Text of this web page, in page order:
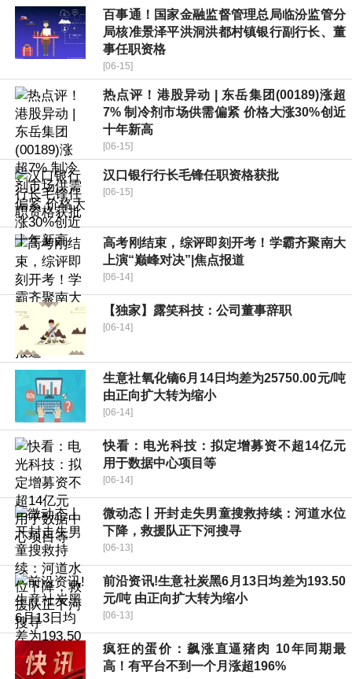
百事通！国家金融监督管理总局临汾监管分
局核准景泽平洪洞洪都村镇银行副行长、董
事任职资格
[06-15]
热点评！港股异动 | 东岳集团(00189)涨超
7% 制冷剂市场供需偏紧 价格大涨30%创近
十年新高
[06-15]
汉口银行行长毛锋任职资格获批
[06-15]
高考刚结束，综评即刻开考！学霸齐聚南大
上演“巅峰对决”|焦点报道
[06-14]
【独家】露笑科技：公司董事辞职
[06-14]
生意社氧化镝6月14日均差为25750.00元/吨
由正向扩大转为缩小
[06-14]
快看：电光科技：拟定增募资不超14亿元
用于数据中心项目等
[06-14]
微动态丨开封走失男童搜救持续：河道水位
下降，救援队正下河搜寻
[06-13]
前沿资讯!生意社炭黑6月13日均差为193.50
元/吨 由正向扩大转为缩小
[06-13]
疯狂的蛋价：飙涨直逼猪肉 10年同期最
高！有平台不到一个月涨超196%